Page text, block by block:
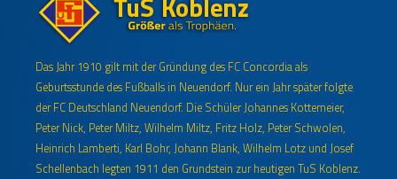
Das Jahr 1910 gilt mit der Gründung des FC Concordia als
Geburtsstunde des Fußballs in Neuendorf. Nur ein Jahr später folgte
der FC Deutschland Neuendorf. Die Schüler Johannes Kottemeier,
Peter Nick, Peter Miltz, Wilhelm Miltz, Fritz Holz, Peter Schwolen,
Heinrich Lamberti, Karl Bohr, Johann Blank, Wilhelm Lotz und Josef
Schellenbach legten 1911 den Grundstein zur heutigen TuS Koblenz.